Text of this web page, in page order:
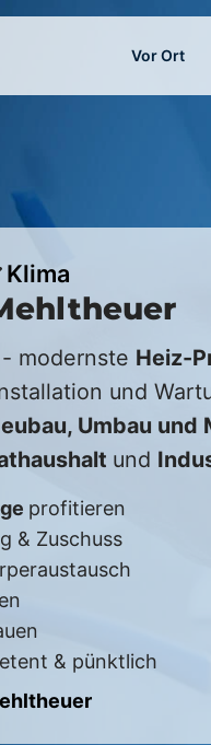
Vor Ort
Klima
- modernste Heiz-
und
Umbau
und
profitieren
& Zuschuss
& pünktlich